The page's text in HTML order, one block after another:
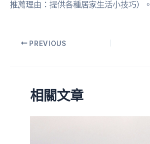
推薦理由：提供各種居家生活小技巧）。
PREVIOUS
相關文章